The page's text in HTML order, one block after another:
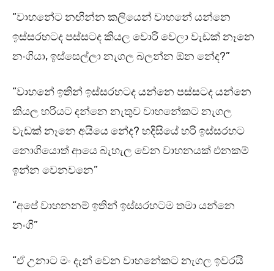
“වාහනේට නඟින්න කලියෙන් වාහනේ යන්නෙ
ඉස්සරහටද පස්සටද කියල වොරි වෙලා වැඩක් නෑනෙ
නංගියා, ඉස්සෙල්ලා නැගල බලන්න ඕන නේද?”
“වාහනේ ඉතින් ඉස්සරහටද යන්නෙ පස්සටද යන්නෙ
කියල හරියට දන්නෙ නැතුව වාහනේකට නැගල
වැඩක් නෑනෙ අයියෙ නේද? හදිසියේ හරි ඉස්සරහට
නොගියොත් ආයෙ බැහැල වෙන වාහනයක් එනකම්
ඉන්න වෙනවනෙ”
“අපේ වාහනනම් ඉතින් ඉස්සරහටම තමා යන්නෙ
නංගි”
“ඒ උනාට මං දැන් වෙන වාහනේකට නැගල ඉවරයි